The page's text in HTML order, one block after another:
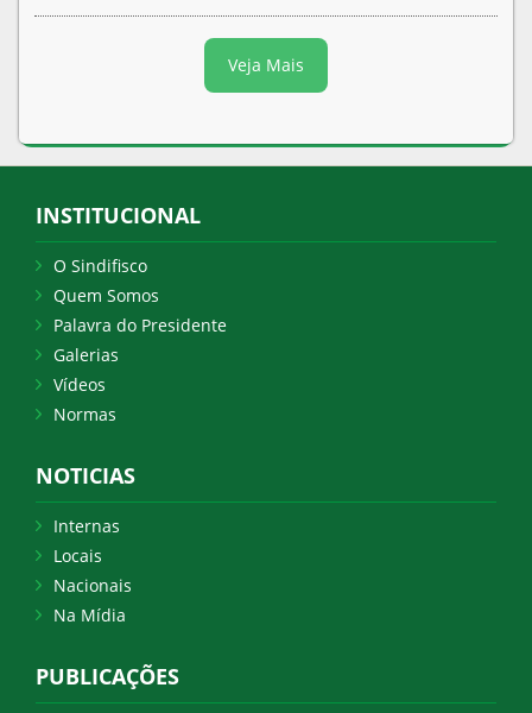
Veja Mais
INSTITUCIONAL
O Sindifisco
Quem Somos
Palavra do Presidente
Galerias
Vídeos
Normas
NOTICIAS
Internas
Locais
Nacionais
Na Mídia
PUBLICAÇÕES